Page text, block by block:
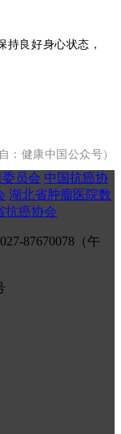
持良好身心状态，
：健康中国公众号）
员会 中国抗癌协
湖北省肿瘤医院数
抗癌协会
87670078（午